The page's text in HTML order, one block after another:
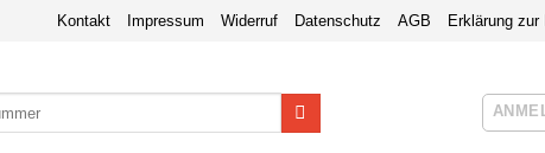
Kontakt Impressum Widerruf Datenschutz AGB Erklärung zur